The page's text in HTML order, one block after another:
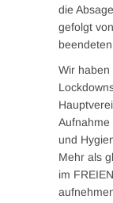
die
gefolgt
Wir haben
Aufnahme
und
Mehr als
im